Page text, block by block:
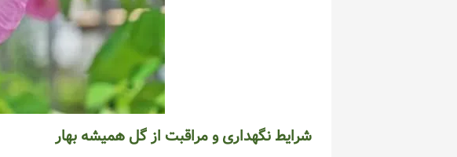
شرایط نگهداری و مراقبت از گل همیشه بهار